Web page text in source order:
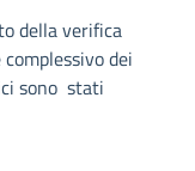
della verifica
dei
sono stati